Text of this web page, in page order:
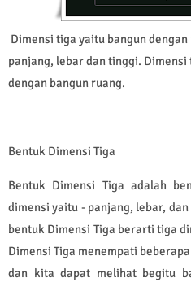
Dimensi tiga yaitu bangun
panjang, lebar dan tinggi.
dengan bangun ruang.
Bentuk Dimensi Tiga
Bentuk Dimensi Tiga adalah
dimensi yaitu - panjang, lebar,
bentuk Dimensi Tiga berarti tiga
Dimensi Tiga menempati
dan kita dapat melihat begitu